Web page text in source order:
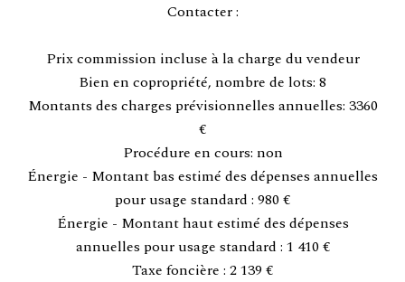
Contacter :
Prix commission incluse à la charge du vendeur
Bien en copropriété, nombre de lots: 8
Montants des charges prévisionnelles annuelles: 3360
€
Procédure en cours: non
Énergie - Montant bas estimé des dépenses annuelles
pour usage standard : 980 €
Énergie - Montant haut estimé des dépenses
annuelles pour usage standard : 1 410 €
Taxe foncière : 2 139 €